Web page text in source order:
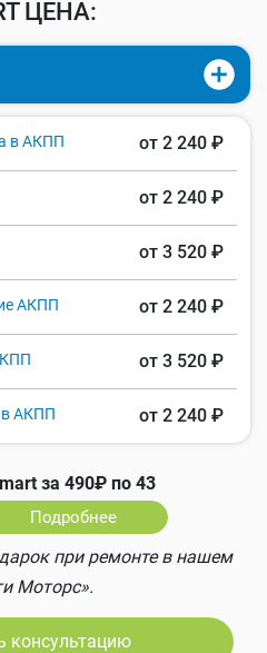
ЦЕНА:
в АКПП от 2 240 ₽
от 2 240 ₽
от 3 520 ₽
АКПП от 2 240 ₽
от 3 520 ₽
в АКПП от 2 240 ₽
за 490₽ по 43
Подробнее
при ремонте в нашем
Моторс».
консультацию